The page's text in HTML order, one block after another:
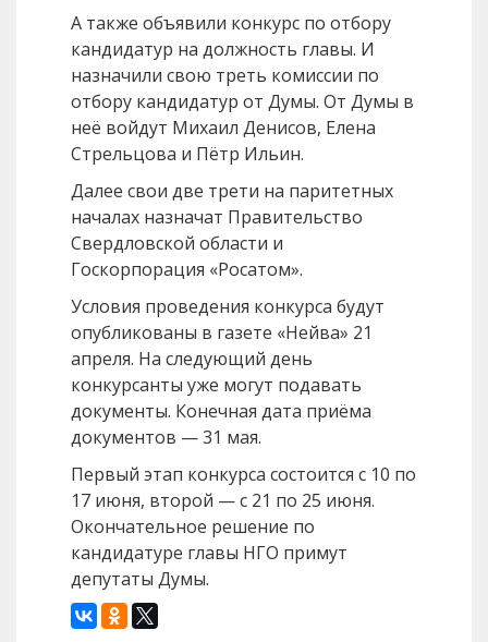
А также объявили конкурс по отбору
кандидатур на должность главы. И
назначили свою треть комиссии по
отбору кандидатур от Думы. От Думы в
неё войдут Михаил Денисов, Елена
Стрельцова и Пётр Ильин.
Далее свои две трети на паритетных
началах назначат Правительство
Свердловской области и
Госкорпорация «Росатом».
Условия проведения конкурса будут
опубликованы в газете «Нейва» 21
апреля. На следующий день
конкурсанты уже могут подавать
документы. Конечная дата приёма
документов — 31 мая.
Первый этап конкурса состоится с 10 по
17 июня, второй — с 21 по 25 июня.
Окончательное решение по
кандидатуре главы НГО примут
депутаты Думы.